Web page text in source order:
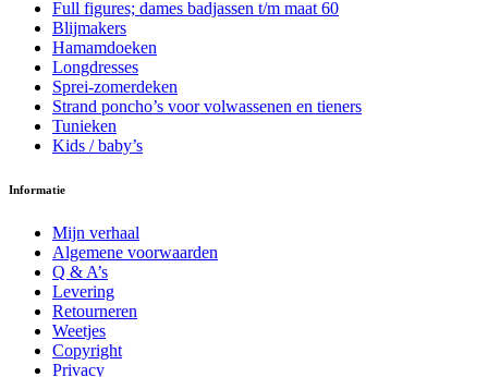
op
Full figures; dames badjassen t/m maat 60
Blijmakers
Hamamdoeken
Longdresses
Sprei-zomerdeken
Strand poncho’s voor volwassenen en tieners
Tunieken
Kids / baby’s
Informatie
Mijn verhaal
Algemene voorwaarden
Q & A’s
Levering
Retourneren
Weetjes
Copyright
Privacy